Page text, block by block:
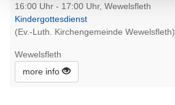
16:00 Uhr - 17:00 Uhr, Wewelsfleth
Kindergottesdienst
(Ev.-Luth. Kirchengemeinde Wewelsfleth)
Wewelsfleth
more info